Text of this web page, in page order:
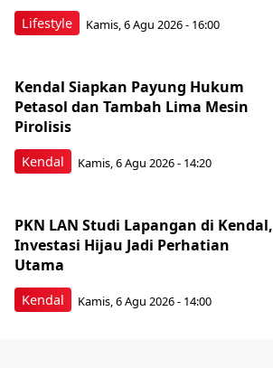
Lifestyle Kamis, 6 Agu 2026 - 16:00
Kendal
Kendal Siapkan Payung Hukum
Petasol dan Tambah Lima Mesin
Pirolisis
Kamis, 6 Agu 2026 - 14:20
Kendal
PKN LAN Studi Lapangan di Kendal,
Investasi Hijau Jadi Perhatian
Utama
Kamis, 6 Agu 2026 - 14:00